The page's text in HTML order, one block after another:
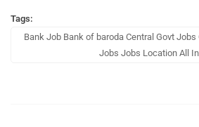
Tags:
Bank Job Bank of baroda Central Govt
Jobs Jobs Location All